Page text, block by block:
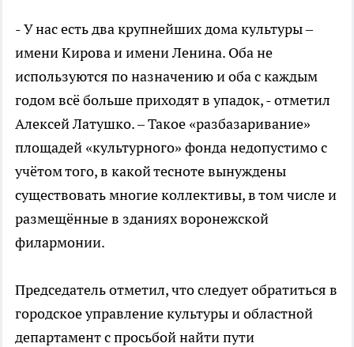
- У нас есть два крупнейших дома культуры –
имени Кирова и имени Ленина. Оба не
используются по назначению и оба с каждым
годом всё больше приходят в упадок, - отметил
Алексей Латушко. – Такое «разбазаривание»
площадей «культурного» фонда недопустимо с
учётом того, в какой тесноте вынуждены
существовать многие коллективы, в том числе и
размещённые в зданиях воронежской
филармонии.
Председатель отметил, что следует обратиться в
городское управление культуры и областной
департамент с просьбой найти пути